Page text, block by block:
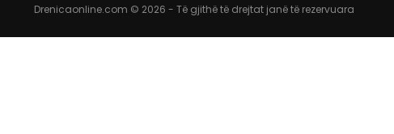
Drenicaonline.com © 2026 - Të gjithë të drejtat janë të rezervuara